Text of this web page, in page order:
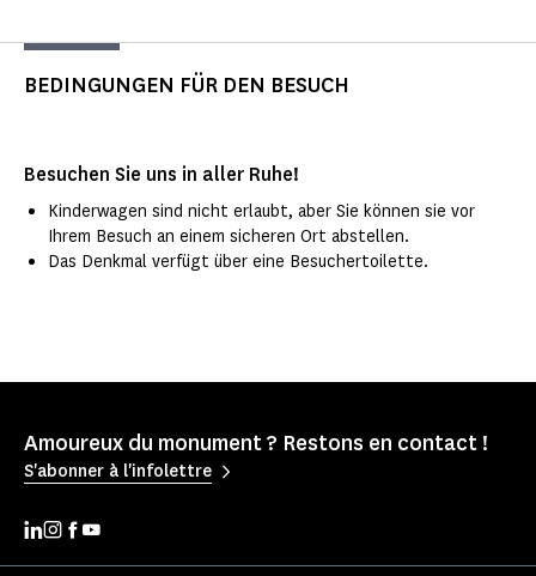
BEDINGUNGEN FÜR DEN BESUCH
Besuchen Sie uns in aller Ruhe!
Kinderwagen sind nicht erlaubt, aber Sie können sie vor
Ihrem Besuch an einem sicheren Ort abstellen.
Das Denkmal verfügt über eine Besuchertoilette.
Amoureux du monument ? Restons en contact !
S'abonner à l'infolettre